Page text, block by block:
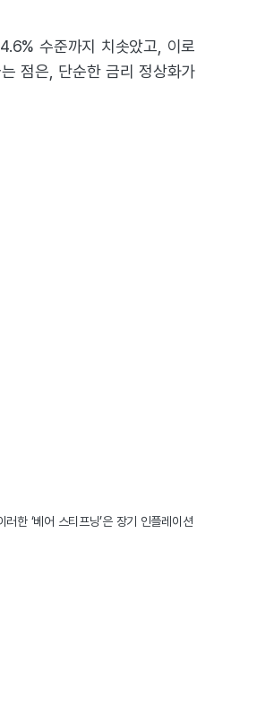
수준까지 치솟았고, 이로
점은, 단순한 금리 정상화가
‘베어 스티프닝’은 장기 인플레이션